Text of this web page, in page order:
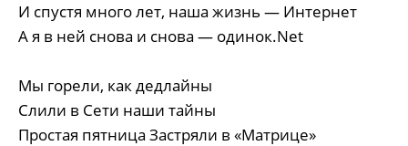
И спустя много лет, наша жизнь — Интернет
А я в ней снова и снова — одинок.Net
Мы горели, как дедлайны
Слили в Сети наши тайны
Простая пятница Застряли в «Матрице»